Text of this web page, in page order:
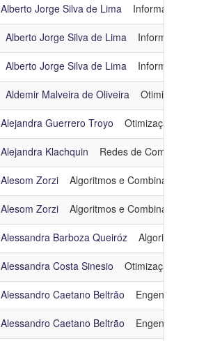
Alberto Jorge Silva de Lima Informática e
Alberto Jorge Silva de Lima Informática e
Alberto Jorge Silva de Lima Informática e
Aldemir Malveira de Oliveira Otimização
Alejandra Guerrero Troyo Otimização
Alejandra Klachquin Redes de
Alesom Zorzi Algoritmos e Combinatória
Alesom Zorzi Algoritmos e Combinatória
Alessandra Barboza Queiróz Algoritmos e
Alessandra Costa Sinesio Otimização
Alessandro Caetano Beltrão Engenharia de
Alessandro Caetano Beltrão Engenharia de